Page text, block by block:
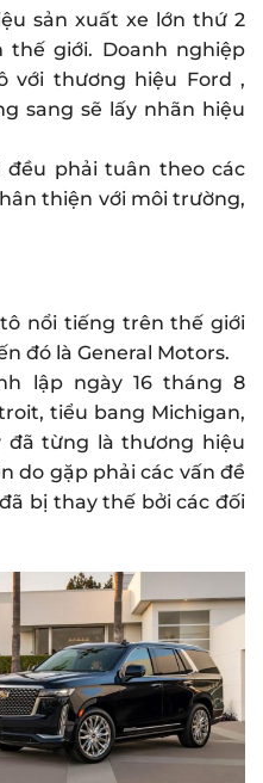
sản xuất xe lớn thứ 2
giới. Doanh nghiệp
với thương hiệu Ford ,
sang sẽ lấy nhãn hiệu
đều phải tuân theo các
thiện với môi trường,
nổi tiếng trên thế giới
đó là General Motors.
lập ngày 16 tháng 8
tiểu bang Michigan,
đã từng là thương hiệu
do gặp phải các vấn đề
bị thay thế bởi các đối